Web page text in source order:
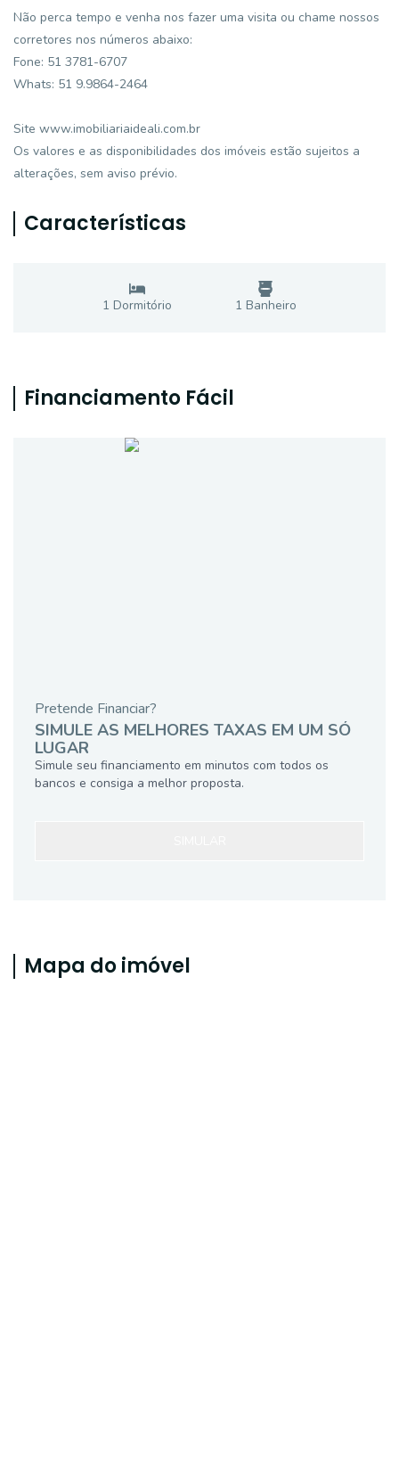
Não perca tempo e venha nos fazer uma visita ou chame nossos
corretores nos números abaixo:
Fone: 51 3781-6707
Whats: 51 9.9864-2464
Site www.imobiliariaideali.com.br
Os valores e as disponibilidades dos imóveis estão sujeitos a
alterações, sem aviso prévio.
Características
1 Dormitório 1 Banheiro
Financiamento Fácil
Pretende Financiar?
SIMULE AS MELHORES TAXAS EM UM SÓ
LUGAR
Simule seu financiamento em minutos com todos os
bancos e consiga a melhor proposta.
Mapa do imóvel